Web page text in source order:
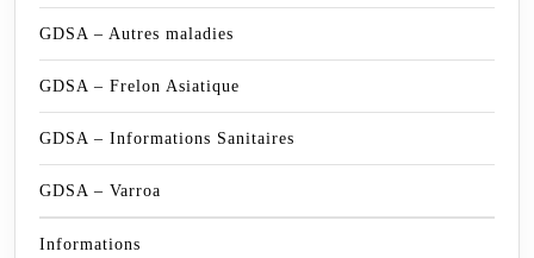
GDSA – Autres maladies
GDSA – Frelon Asiatique
GDSA – Informations Sanitaires
GDSA – Varroa
Informations